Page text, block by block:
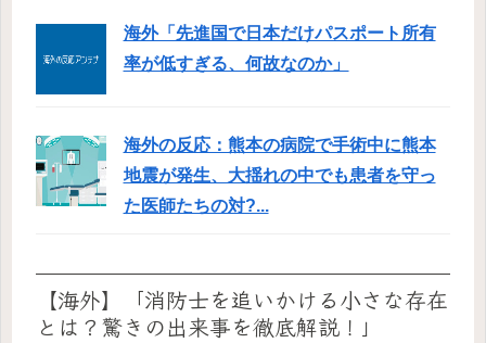
海外「先進国で日本だけパスポート所有
率が低すぎる、何故なのか」
海外の反応：熊本の病院で手術中に熊本
地震が発生、大揺れの中でも患者を守っ
た医師たちの対?...
【海外】「消防士を追いかける小さな存在
とは？驚きの出来事を徹底解説！」